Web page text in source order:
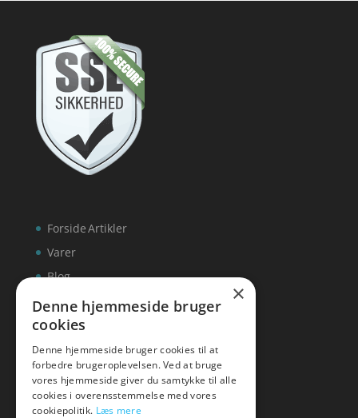
Forside
Varer
Blog
Kontakt
Artikler
hvidevaremagasinet
Tlf: 7876 8672
×
Denne hjemmeside bruger
cookies
Denne hjemmeside bruger cookies til at
forbedre brugeroplevelsen. Ved at bruge
vores hjemmeside giver du samtykke til alle
cookies i overensstemmelse med vores
cookiepolitik. Læs mere